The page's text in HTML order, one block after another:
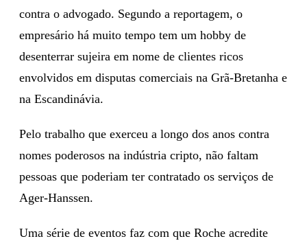
contra o advogado. Segundo a reportagem, o
empresário há muito tempo tem um hobby de
desenterrar sujeira em nome de clientes ricos
envolvidos em disputas comerciais na Grã-Bretanha e
na Escandinávia.
Pelo trabalho que exerceu a longo dos anos contra
nomes poderosos na indústria cripto, não faltam
pessoas que poderiam ter contratado os serviços de
Ager-Hanssen.
Uma série de eventos faz com que Roche acredite